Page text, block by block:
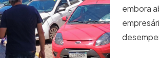
embora